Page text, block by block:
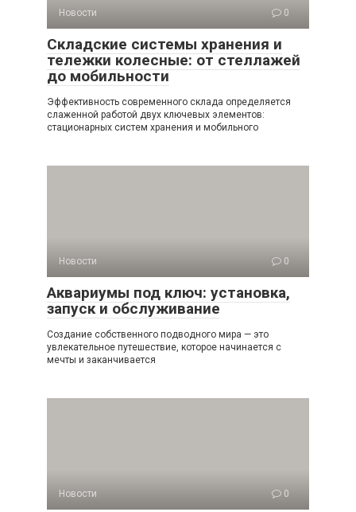
Новости 0
Складские системы хранения и
тележки колесные: от стеллажей
до мобильности
Эффективность современного склада определяется
слаженной работой двух ключевых элементов:
стационарных систем хранения и мобильного
Новости 0
Аквариумы под ключ: установка,
запуск и обслуживание
Создание собственного подводного мира — это
увлекательное путешествие, которое начинается с
мечты и заканчивается
Новости 0